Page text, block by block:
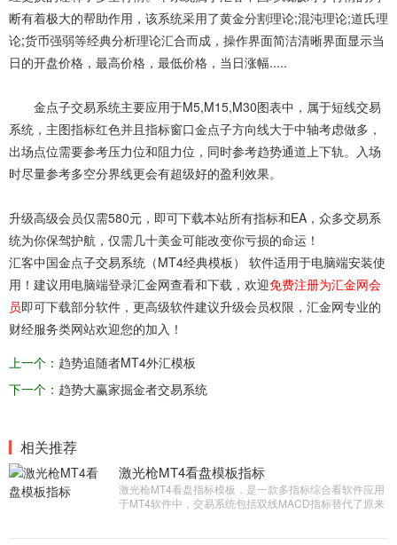
断有着极大的帮助作用，该系统采用了黄金分割理论;混沌理论;道氏理
论;货币强弱等经典分析理论汇合而成，操作界面简洁清晰界面显示当
日的开盘价格，最高价格，最低价格，当日涨幅.....
金点子交易系统主要应用于M5,M15,M30图表中，属于短线交易
系统，主图指标红色并且指标窗口金点子方向线大于中轴考虑做多，
出场点位需要参考压力位和阻力位，同时参考趋势通道上下轨。入场
时尽量参考多空分界线更会有超级好的盈利效果。
升级高级会员仅需580元，即可下载本站所有指标和EA，众多交易系
统为你保驾护航，仅需几十美金可能改变你亏损的命运！
汇客中国金点子交易系统（MT4经典模板） 软件适用于电脑端安装使
用！建议用电脑端登录汇金网查看和下载，欢迎免费注册为汇金网会
员即可下载部分软件，更高级软件建议升级会员权限，汇金网专业的
财经服务类网站欢迎您的加入！
上一个： 趋势追随者MT4外汇模板
下一个： 趋势大赢家掘金者交易系统
相关推荐
激光枪MT4看盘模板指标
激光枪MT4看盘指标模板，是一款多指标综合看软件应用
于MT4软件中，交易系统包括双线MACD指标替代了原来